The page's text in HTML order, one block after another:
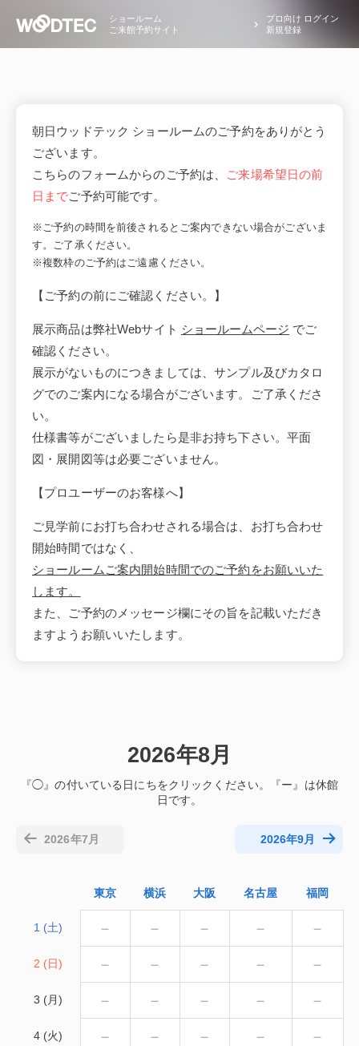
ショールーム
ご来館予約サイト
プロ向け ログイン
新規登録
朝日ウッドテック ショールームのご予約をありがとう
ございます。
こちらのフォームからのご予約は、
ご来場希望日の前
日までご予約可能です。
※ご予約の時間を前後されるとご案内できない場合がございま
す。ご了承ください。
※複数枠のご予約はご遠慮ください。
【ご予約の前にご確認ください。】
展示商品は弊社Webサイト ショールームページ でご
確認ください。
展示がないものにつきましては、サンプル及びカタロ
グでのご案内になる場合がございます。ご了承くださ
い。
仕様書等がございましたら是非お持ち下さい。平面
図・展開図等は必要ございません。
【プロユーザーのお客様へ】
ご見学前にお打ち合わせされる場合は、お打ち合わせ
開始時間ではなく、
ショールームご案内開始時間でのご予約をお願いいた
します。
また、ご予約のメッセージ欄にその旨を記載いただき
ますようお願いいたします。
2026年8月
東京 横浜 大阪 名古屋 福岡
1 (土) － － － － －
2 (日) － － － － －
3 (月) － － － － －
4 (火) － － － － －
2026年7月 2026年9月